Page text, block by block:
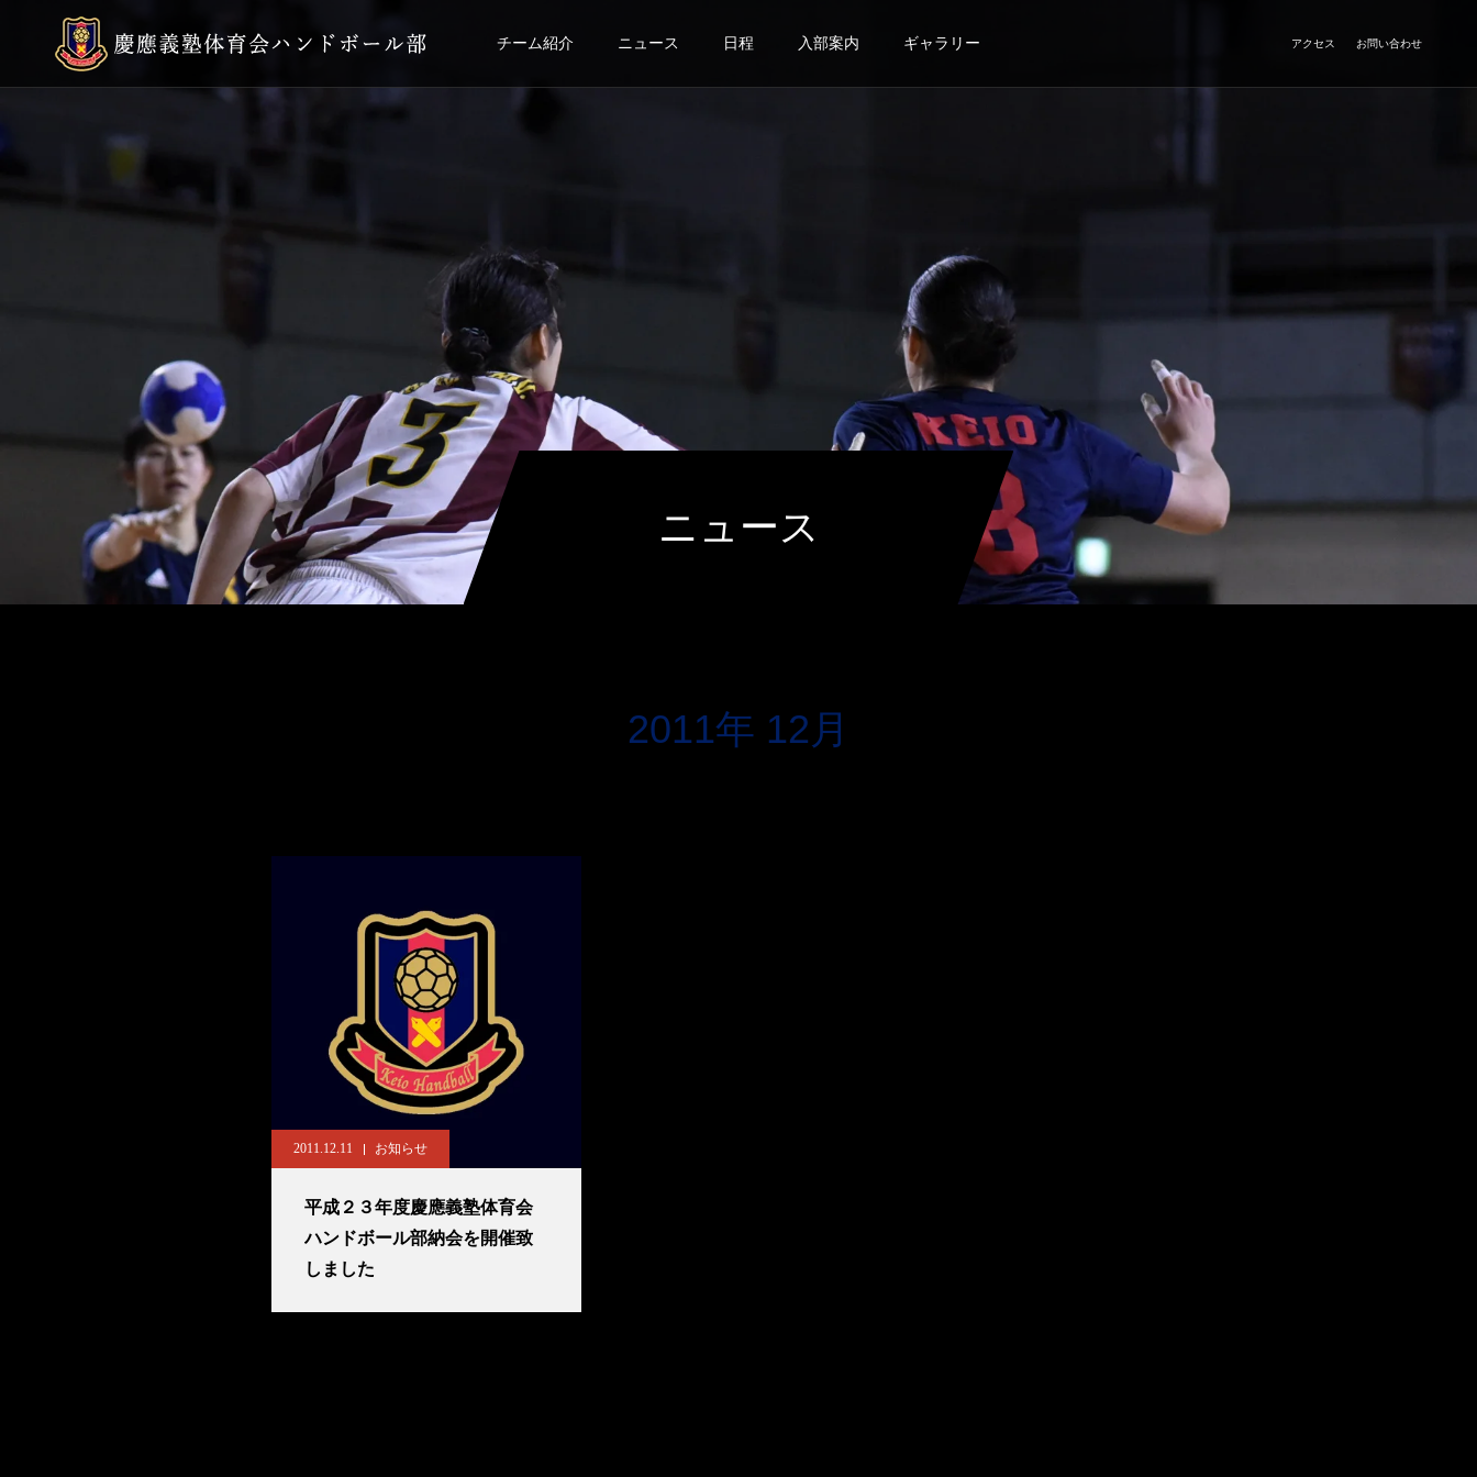
チーム紹介 ニュース 日程 入部案内 ギャラリー アクセス お問い合わせ
ニュース
2011年 12月
2011.12.11 お知らせ
平成２３年度慶應義塾体育会
ハンドボール部納会を開催致
しました